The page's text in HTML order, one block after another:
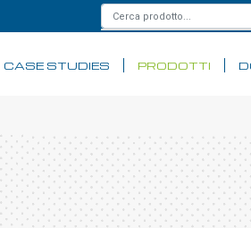
CASE STUDIES PRODOTTI